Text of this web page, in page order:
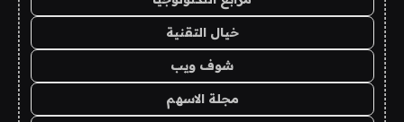
خيال التقنية
شوف ويب
مجلة الاسهم